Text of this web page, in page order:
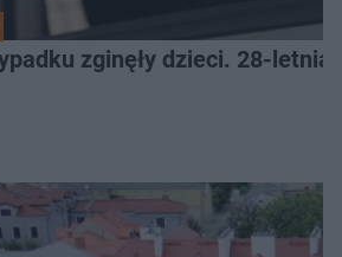
zginęły dzieci. 28-